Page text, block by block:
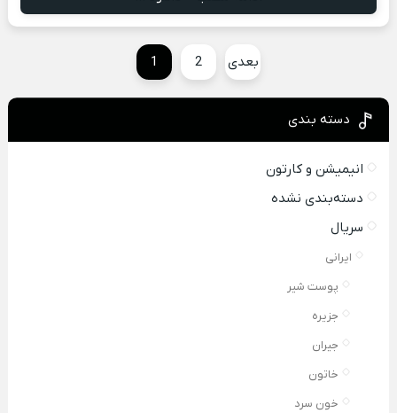
1 2 بعدی
دسته بندی
انیمیشن و کارتون
دسته‌بندی نشده
سریال
ایرانی
پوست شیر
جزیره
جیران
خاتون
خون سرد